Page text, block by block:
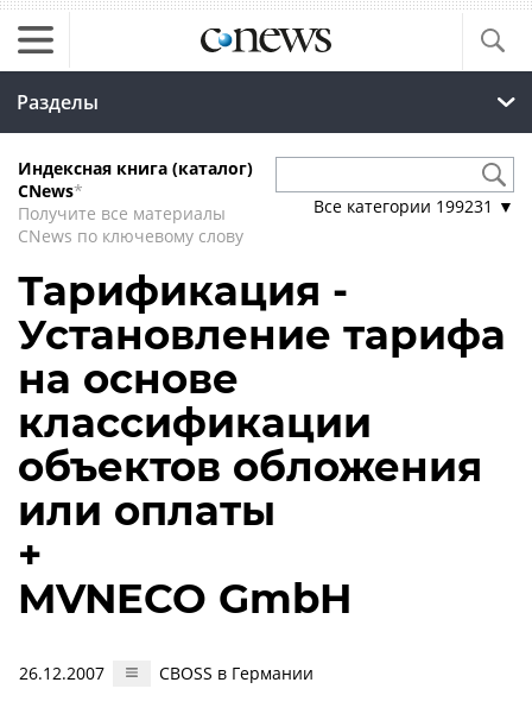
Разделы
Индексная книга (каталог)
CNews*
Получите все материалы
CNews по ключевому слову
Все категории 199231 ▼
Тарификация -
Установление тарифа
на основе
классификации
объектов обложения
или оплаты
+
MVNECO GmbH
26.12.2007 CBOSS в Германии